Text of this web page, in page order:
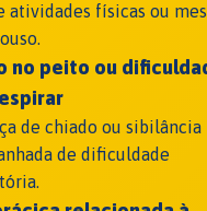
atividades físicas ou
no peito ou
de chiado ou sibilância
de dificuldade